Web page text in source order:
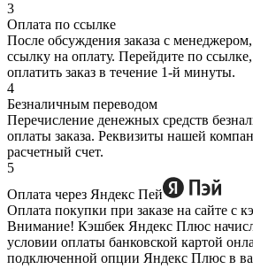
3
Оплата по ссылке
После обсуждения заказа с
ссылку на оплату. Перейдите по
оплатить заказ в течение 1-й минуты.
4
Безналичным переводом
Перечисление денежных средств
оплаты заказа. Реквизиты нашей
расчетный счет.
5
Оплата через Яндекс Пей
Оплата покупки при заказе на сайте с
Внимание! Кэшбек Яндекс Плюс
условии оплаты банковской картой
подключенной опции Яндекс Плюс в